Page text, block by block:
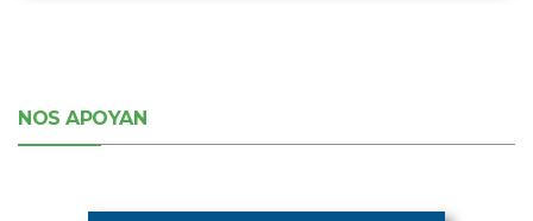
NOS APOYAN